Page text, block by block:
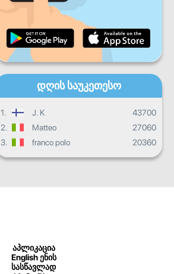
Სერტიფიკატი
Საერთო პროგრესი
დღის საუკეთესო
1. J. K
43700
2.
Matteo
27060
3.
franco polo 20360
აპლიკაცია
English ენის
სასწავლად